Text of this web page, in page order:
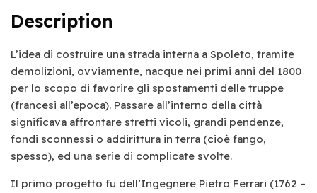
Description
L’idea di costruire una strada interna a Spoleto, tramite
demolizioni, ovviamente, nacque nei primi anni del 1800
per lo scopo di favorire gli spostamenti delle truppe
(francesi all’epoca). Passare all’interno della città
significava affrontare stretti vicoli, grandi pendenze,
fondi sconnessi o addirittura in terra (cioè fango,
spesso), ed una serie di complicate svolte.
Il primo progetto fu dell’Ingegnere Pietro Ferrari (1762 –